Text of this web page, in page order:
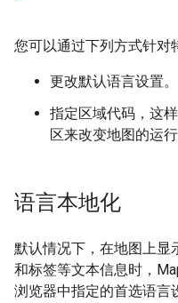
您可以通过下列方式针对
更改默认语言设置。
指定区域代码，这
区来改变地图的运行
语言本地化
默认情况下，在地图上显
和标签等文本信息时，
浏览器中指定的首选语言